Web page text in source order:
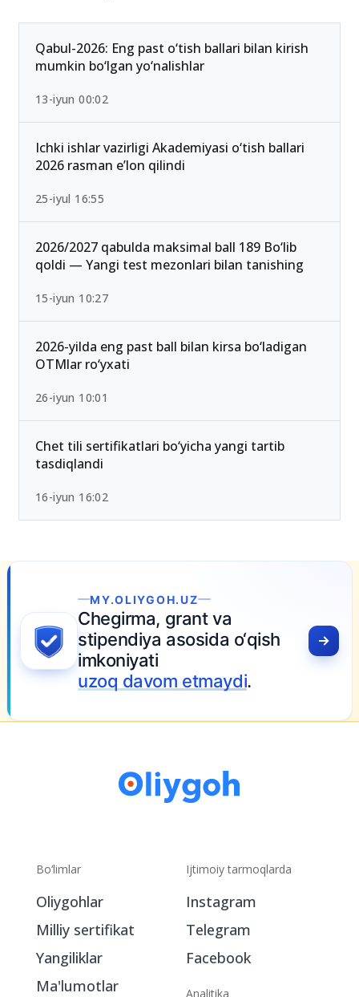
Ommabop
Qabul-2026: Eng past o‘tish ballari bilan kirish
mumkin bo‘lgan yo‘nalishlar
13-iyun 00:02
Ichki ishlar vazirligi Akademiyasi o‘tish ballari
2026 rasman e’lon qilindi
25-iyul 16:55
2026/2027 qabulda maksimal ball 189 Bo‘lib
qoldi — Yangi test mezonlari bilan tanishing
15-iyun 10:27
2026-yilda eng past ball bilan kirsa bo‘ladigan
OTMlar ro‘yxati
26-iyun 10:01
Chet tili sertifikatlari bo‘yicha yangi tartib
tasdiqlandi
grant va
asosida o‘qish